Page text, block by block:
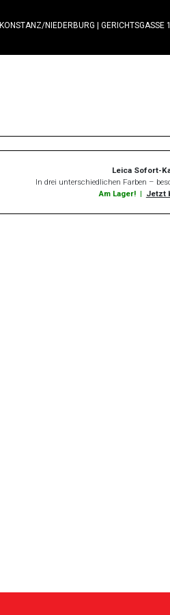
KONSTANZ/NIEDERBURG GERICHTSGASSE
Leica Sofort-
In drei unterschiedlichen Farben –
Am Lager! | Jetzt